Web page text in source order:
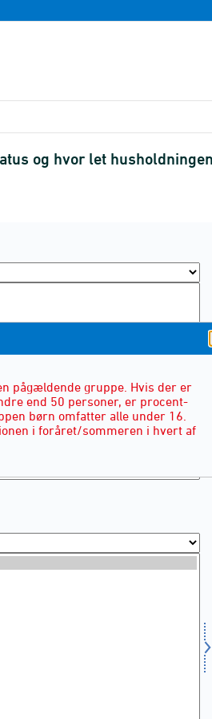
og hvor let
pågældende gruppe. Hvis der er
end 50 personer, er procent-
børn omfatter alle under 16.
i foråret/sommeren i hvert af